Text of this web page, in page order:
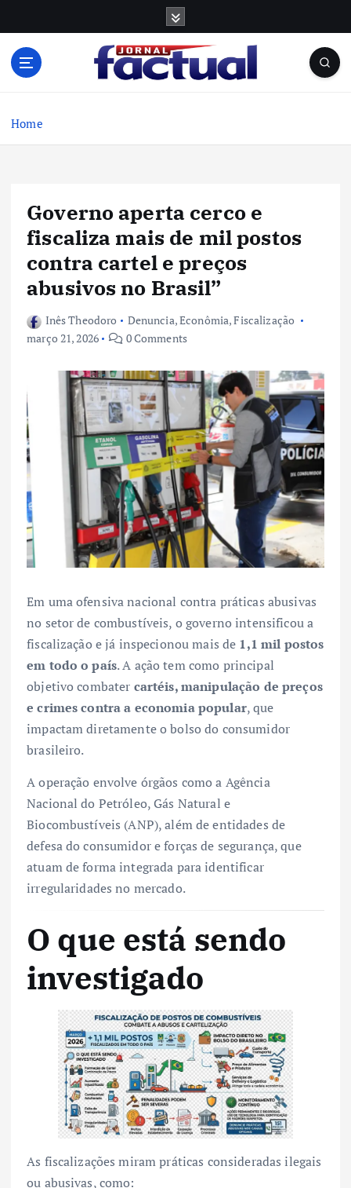
Home
Governo aperta cerco e
fiscaliza mais de mil postos
contra cartel e preços
abusivos no Brasil”
Inês Theodoro Denuncia,Econômia,Fiscalização
março 21, 2026
0 Comments
Em uma ofensiva nacional contra práticas abusivas
no setor de combustíveis, o governo intensificou a
fiscalização e já inspecionou mais de 1,1 mil postos
em todo o país. A ação tem como principal
objetivo combater cartéis, manipulação de preços
e crimes contra a economia popular, que
impactam diretamente o bolso do consumidor
brasileiro.
A operação envolve órgãos como a Agência
Nacional do Petróleo, Gás Natural e
Biocombustíveis (ANP), além de entidades de
defesa do consumidor e forças de segurança, que
atuam de forma integrada para identificar
irregularidades no mercado.
O que está sendo
investigado
As fiscalizações miram práticas consideradas ilegais
ou abusivas, como: